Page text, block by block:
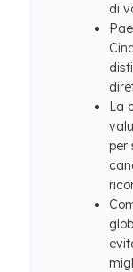
di
La
per